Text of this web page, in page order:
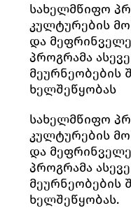
სახელმწიფო
კულტურების
და
პროგრამა
მეურნეობების
ხელშეწყობას
სახელმწიფო
კულტურების
და
პროგრამა
მეურნეობების
ხელშეწყობას.